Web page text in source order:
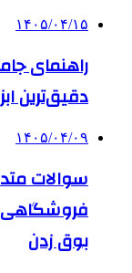
۱۴۰۵/۰۴/۱۵
راهنمای
دقیق‌ترین
۱۴۰۵/۰۴/۰۹
سوالات
بوق زدن